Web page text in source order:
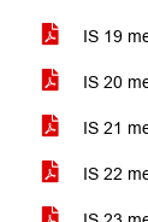
IS 19
IS 20
IS 21
IS 22